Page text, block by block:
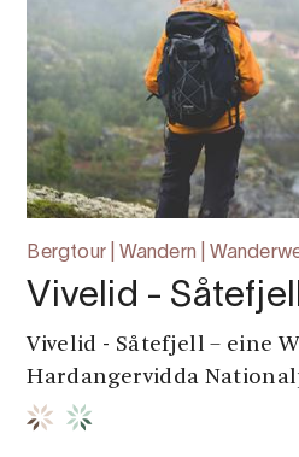
Bergtour | Wandern |
Vivelid -
Vivelid - Såtefjell – eine
Hardangervidda